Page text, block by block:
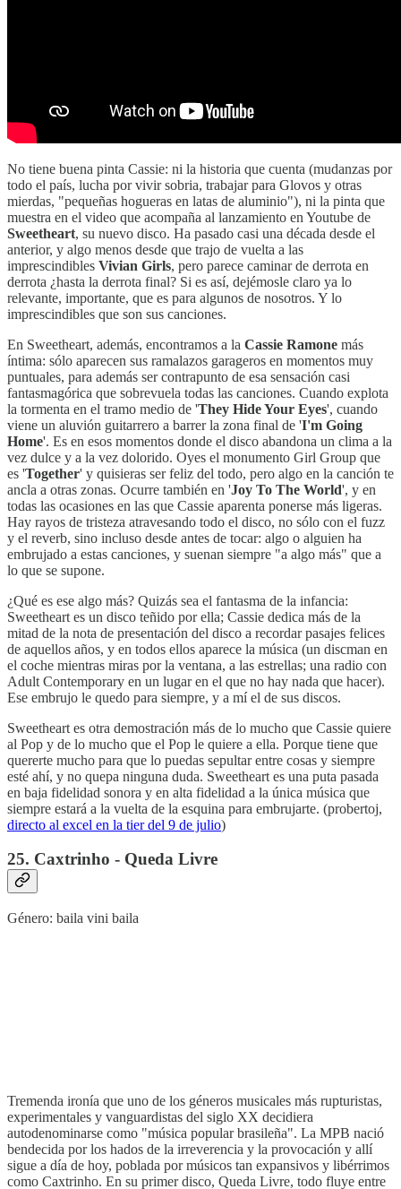
No tiene buena pinta Cassie: ni la historia que cuenta (mudanzas por
todo el país, lucha por vivir sobria, trabajar para Glovos y otras
mierdas, "pequeñas hogueras en latas de aluminio"), ni la pinta que
muestra en el video que acompaña al lanzamiento en Youtube de
Sweetheart, su nuevo disco. Ha pasado casi una década desde el
anterior, y algo menos desde que trajo de vuelta a las
imprescindibles Vivian Girls, pero parece caminar de derrota en
derrota ¿hasta la derrota final? Si es así, dejémosle claro ya lo
relevante, importante, que es para algunos de nosotros. Y lo
imprescindibles que son sus canciones.
En Sweetheart, además, encontramos a la Cassie Ramone más
íntima: sólo aparecen sus ramalazos garageros en momentos muy
puntuales, para además ser contrapunto de esa sensación casi
fantasmagórica que sobrevuela todas las canciones. Cuando explota
la tormenta en el tramo medio de 'They Hide Your Eyes', cuando
viene un aluvión guitarrero a barrer la zona final de 'I'm Going
Home'. Es en esos momentos donde el disco abandona un clima a la
vez dulce y a la vez dolorido. Oyes el monumento Girl Group que
es 'Together' y quisieras ser feliz del todo, pero algo en la canción te
ancla a otras zonas. Ocurre también en 'Joy To The World', y en
todas las ocasiones en las que Cassie aparenta ponerse más ligeras.
Hay rayos de tristeza atravesando todo el disco, no sólo con el fuzz
y el reverb, sino incluso desde antes de tocar: algo o alguien ha
embrujado a estas canciones, y suenan siempre "a algo más" que a
lo que se supone.
¿Qué es ese algo más? Quizás sea el fantasma de la infancia:
Sweetheart es un disco teñido por ella; Cassie dedica más de la
mitad de la nota de presentación del disco a recordar pasajes felices
de aquellos años, y en todos ellos aparece la música (un discman en
el coche mientras miras por la ventana, a las estrellas; una radio con
Adult Contemporary en un lugar en el que no hay nada que hacer).
Ese embrujo le quedo para siempre, y a mí el de sus discos.
Sweetheart es otra demostración más de lo mucho que Cassie quiere
al Pop y de lo mucho que el Pop le quiere a ella. Porque tiene que
quererte mucho para que lo puedas sepultar entre cosas y siempre
esté ahí, y no quepa ninguna duda. Sweetheart es una puta pasada
en baja fidelidad sonora y en alta fidelidad a la única música que
siempre estará a la vuelta de la esquina para embrujarte. (probertoj,
directo al excel en la tier del 9 de julio)
25. Caxtrinho - Queda Livre
Género: baila vini baila
Tremenda ironía que uno de los géneros musicales más rupturistas,
experimentales y vanguardistas del siglo XX decidiera
autodenominarse como "música popular brasileña". La MPB nació
bendecida por los hados de la irreverencia y la provocación y allí
sigue a día de hoy, poblada por músicos tan expansivos y libérrimos
como Caxtrinho. En su primer disco, Queda Livre, todo fluye entre